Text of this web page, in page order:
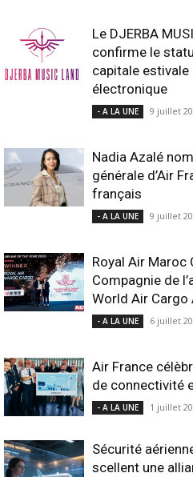
Le DJERBA
confirme le
capitale
électronique
- A LA UNE 9 juillet
Nadia Azalé
générale d’Air
français
- A LA UNE 9 juillet
Royal Air Maroc
Compagnie de
World Air Cargo
- A LA UNE 6 juillet
Air France
de connectivité
- A LA UNE 1 juillet
Sécurité
scellent une